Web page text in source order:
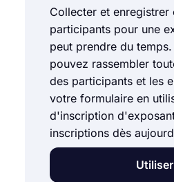
Collecter et
participants pour une
peut prendre du
pouvez rassembler
des participants et les
votre formulaire en
d'inscription
inscriptions dès